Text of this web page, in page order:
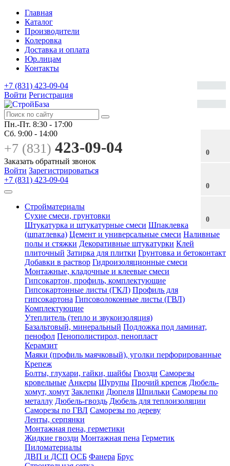
Главная
Каталог
Производители
Колеровка
Доставка и оплата
Юр.лицам
Контакты
0
0
0
+7 (831) 423-09-04
Войти Регистрация
Пн.-Пт. 8:30 - 17:00
Сб. 9:00 - 14:00
+7 (831) 423-09-04
Заказать обратный звонок
Войти Зарегистрироваться
+7 (831) 423-09-04
Стройматериалы
Сухие смеси, грунтовки
Штукатурка и штукатурные смеси Шпаклевка
(шпатлевка) Цемент и универсальные смеси Наливные
полы и стяжки Декоративные штукатурки Клей
плиточный Затирка для плитки Грунтовка и бетоконтакт
Добавки в раствор Гидроизоляционные смеси
Монтажные, кладочные и клеевые смеси
Гипсокартон, профиль, комплектующие
Гипсокартонные листы (ГКЛ) Профиль для
гипсокартона Гипсоволоконные листы (ГВЛ)
Комплектующие
Утеплитель (тепло и звукоизоляция)
Базальтовый, минеральный Подложка под ламинат,
пенофол Пенополистирол, пенопласт
Керамзит
Маяки (профиль маячковый), уголки перфорированные
Крепеж
Болты, глухари, гайки, шайбы Гвозди Саморезы
кровельные Анкеры Шурупы Прочий крепеж Дюбель-
хомут, хомут Заклепки Дюпеля Шпильки Саморезы по
металлу Дюбель-гвоздь Дюбель для теплоизоляции
Саморезы по ГВЛ Саморезы по дереву
Ленты, серпянки
Монтажная пена, герметики
Жидкие гвозди Монтажная пена Герметик
Пиломатериалы
ДВП и ДСП ОСБ Фанера Брус